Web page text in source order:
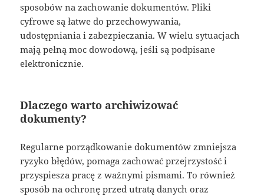
sposobów na zachowanie dokumentów. Pliki
cyfrowe są łatwe do przechowywania,
udostępniania i zabezpieczania. W wielu sytuacjach
mają pełną moc dowodową, jeśli są podpisane
elektronicznie.
Dlaczego warto archiwizować
dokumenty?
Regularne porządkowanie dokumentów zmniejsza
ryzyko błędów, pomaga zachować przejrzystość i
przyspiesza pracę z ważnymi pismami. To również
sposób na ochronę przed utratą danych oraz